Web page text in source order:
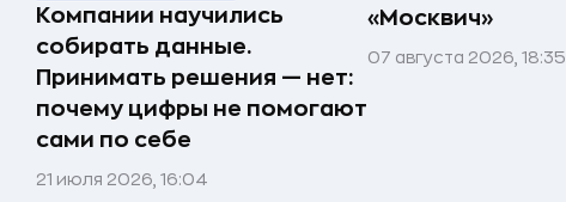
Компании научились
собирать данные.
Принимать решения — нет:
почему цифры не помогают
сами по себе
21 июля 2026, 16:04
«Москвич»
07 августа 2026, 18:35